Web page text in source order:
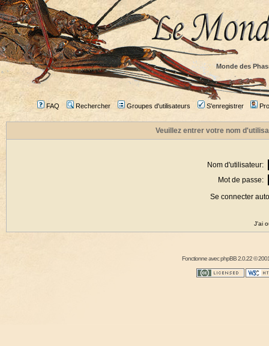
Monde des
FAQ Rechercher Groupes d'utilisateurs S'enregistrer
Veuillez entrer votre nom
Nom d'utilisateur:
Mot de passe:
Se connecter
J'ai
Fonctionne avecphpBB2.0.22 ©